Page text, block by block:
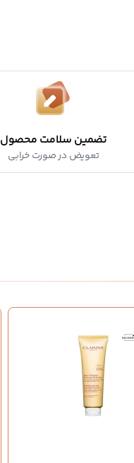
تضمین سلامت محصول
تعویض در صورت خرابی